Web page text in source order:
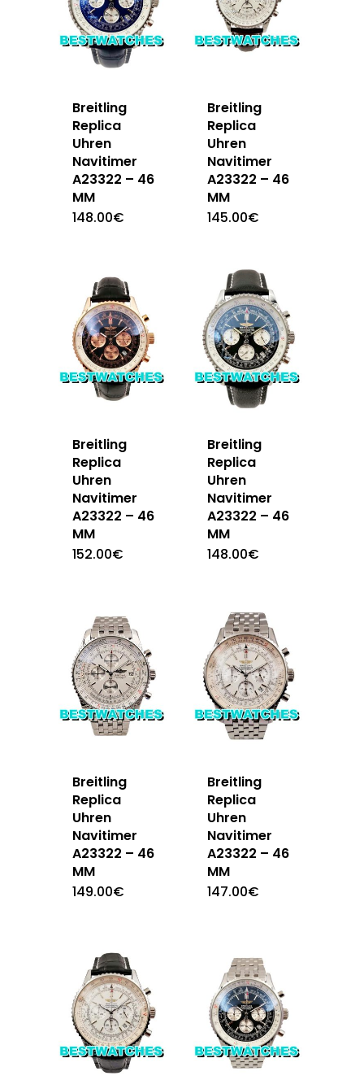
Breitling
Replica
Uhren
Navitimer
A23322 – 46
MM
148.00€
Breitling
Replica
Uhren
Navitimer
A23322 – 46
MM
145.00€
Breitling
Replica
Uhren
Navitimer
A23322 – 46
MM
152.00€
Breitling
Replica
Uhren
Navitimer
A23322 – 46
MM
148.00€
Breitling
Replica
Uhren
Navitimer
A23322 – 46
MM
149.00€
Breitling
Replica
Uhren
Navitimer
A23322 – 46
MM
147.00€